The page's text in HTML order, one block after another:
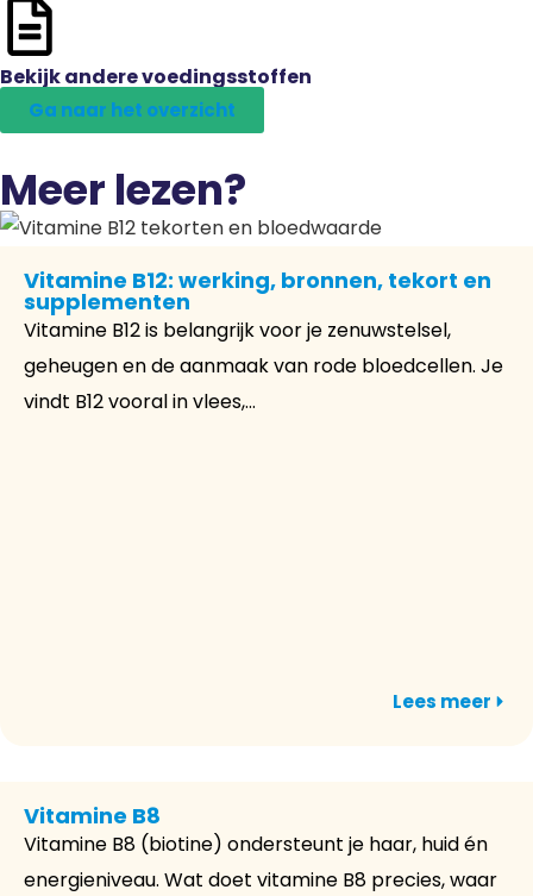
Bekijk andere voedingsstoffen
Ga naar het overzicht
Meer lezen?
Vitamine B12: werking, bronnen, tekort en
supplementen
Vitamine B12 is belangrijk voor je zenuwstelsel,
geheugen en de aanmaak van rode bloedcellen. Je
vindt B12 vooral in vlees,...
Lees meer
Vitamine B8
Vitamine B8 (biotine) ondersteunt je haar, huid én
energieniveau. Wat doet vitamine B8 precies, waar